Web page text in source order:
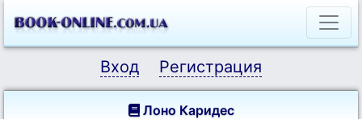
Вход Регистрация
Лоно Каридес